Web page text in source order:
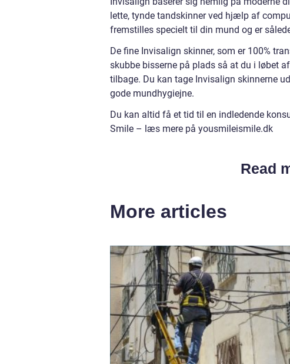
lette, tynde tandskinner ved hjælp af
fremstilles specielt til din mund og er
De fine Invisalign skinner, som er 100%
skubbe bisserne på plads så at du i løbet
tilbage. Du kan tage Invisalign skinnerne
gode mundhygiejne.
Du kan altid få et tid til en indledende
Smile – læs mere på yousmileismile.dk
Read
More articles